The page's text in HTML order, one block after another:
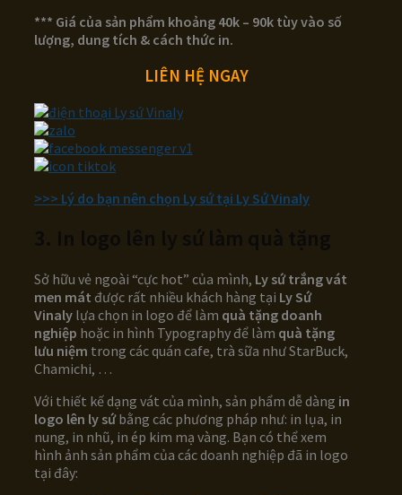
*** Giá của sản phẩm khoảng 40k – 90k tùy vào số
lượng, dung tích & cách thức in.
LIÊN HỆ NGAY
>>> Lý do bạn nên chọn Ly sứ tại Ly Sứ Vinaly
Sở hữu vẻ ngoài “cực hot” của mình, Ly sứ trắng vát
men mát được rất nhiều khách hàng tại Ly Sứ
Vinaly lựa chọn in logo để làm quà tặng doanh
nghiệp hoặc in hình Typography để làm quà tặng
lưu niệm trong các quán cafe, trà sữa như StarBuck,
Chamichi, …
Với thiết kế dạng vát của mình, sản phẩm dễ dàng in
logo lên ly sứbằng các phương pháp như: in lụa, in
nung, in nhũ, in ép kim mạ vàng. Bạn có thể xem
hình ảnh sản phẩm của các doanh nghiệp đã in logo
tại đây: